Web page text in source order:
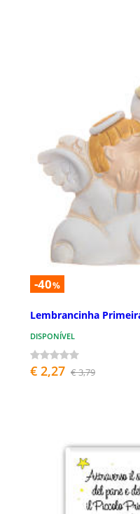
-40%
Lembrancinha
DISPONÍVEL
€ 2,27 € 3,79